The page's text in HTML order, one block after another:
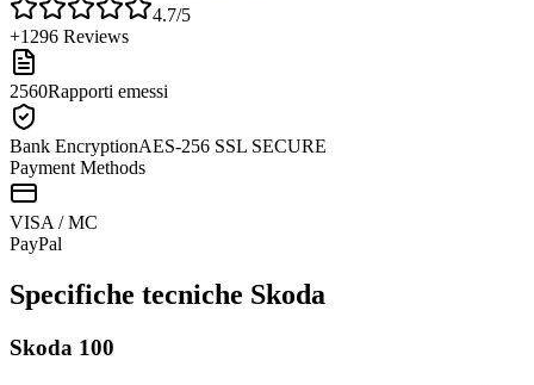
4.7/5
+1296 Reviews
2560Rapporti emessi
Bank EncryptionAES-256 SSL SECURE
Payment Methods
VISA / MC
PayPal
Specifiche tecniche Skoda
Skoda 100